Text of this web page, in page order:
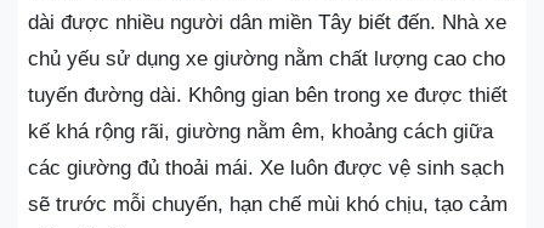
dài được nhiều người dân miền Tây biết đến. Nhà xe
chủ yếu sử dụng xe giường nằm chất lượng cao cho
tuyến đường dài. Không gian bên trong xe được thiết
kế khá rộng rãi, giường nằm êm, khoảng cách giữa
các giường đủ thoải mái. Xe luôn được vệ sinh sạch
sẽ trước mỗi chuyến, hạn chế mùi khó chịu, tạo cảm